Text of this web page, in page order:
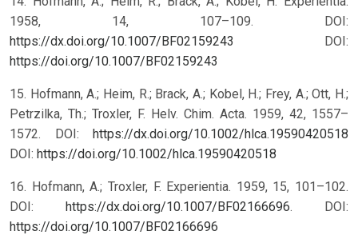
1958, 14, 107–109. DOI:
https://dx.doi.org/10.1007/BF02159243
DOI:
https://doi.org/10.1007/BF02159243
15. Hofmann, A.; Heim, R.; Brack, A.; Kobel, H.; Frey, A.; Ott, H.;
Petrzilka, Th.; Troxler, F. Helv. Chim. Acta. 1959, 42, 1557–
1572. DOI: https://dx.doi.org/10.1002/hlca.19590420518
DOI: https://doi.org/10.1002/hlca.19590420518
16. Hofmann, A.; Troxler, F. Experientia. 1959, 15, 101–102.
DOI: https://dx.doi.org/10.1007/BF02166696. DOI:
https://doi.org/10.1007/BF02166696